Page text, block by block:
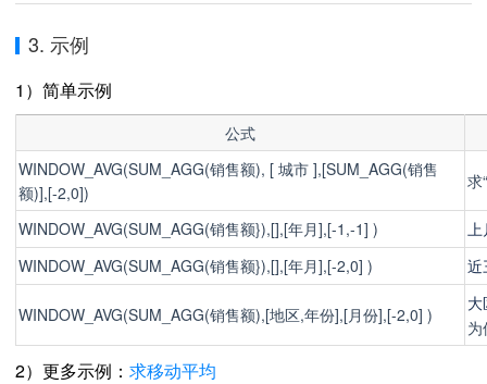
3. 示例
1）简单示例
公式
WINDOW_AVG(SUM_AGG(销售额), [ 城市 ],[SUM_AGG(销售
额)],[-2,0])
求
WINDOW_AVG(SUM_AGG(销售额}),[],[年月],[-1,-1] )
WINDOW_AVG(SUM_AGG(销售额}),[],[年月],[-2,0] ) 近
WINDOW_AVG(SUM_AGG(销售额),[地区,年份],[月份],[-2,0] )
大
2）更多示例： 求移动平均